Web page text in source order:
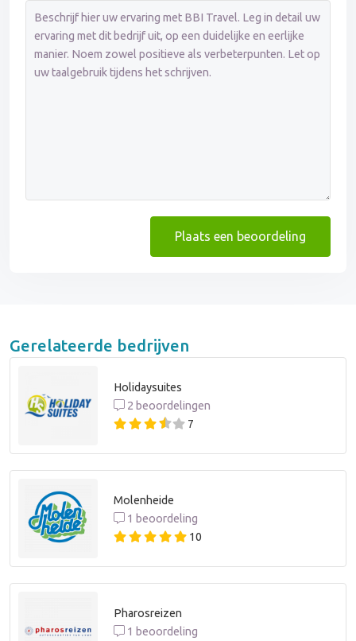
Plaats een beoordeling
Gerelateerde bedrijven
Holidaysuites
2 beoordelingen
7
Molenheide
1 beoordeling
10
Pharosreizen
1 beoordeling